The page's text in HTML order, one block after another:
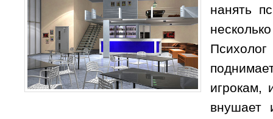
нанять
игрокам,
внушает